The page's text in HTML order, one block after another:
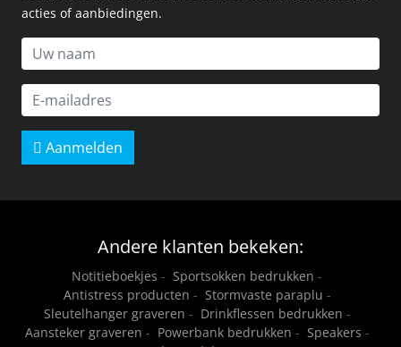
acties of aanbiedingen.
Aanmelden
Andere klanten bekeken:
Notitieboekjes - Sportsokken bedrukken -
Antistress producten - Stormvaste paraplu -
Sleutelhanger graveren - Drinkflessen bedrukken -
Aansteker graveren - Powerbank bedrukken - Speakers -